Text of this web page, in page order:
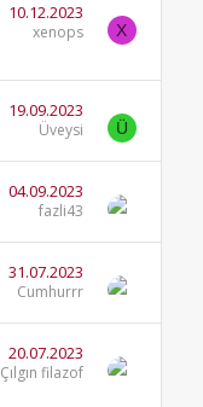
10.12.2023
xenops X
19.09.2023
Üveysi Ü
04.09.2023
fazli43
31.07.2023
Cumhurrr
20.07.2023
Çılgın filazof